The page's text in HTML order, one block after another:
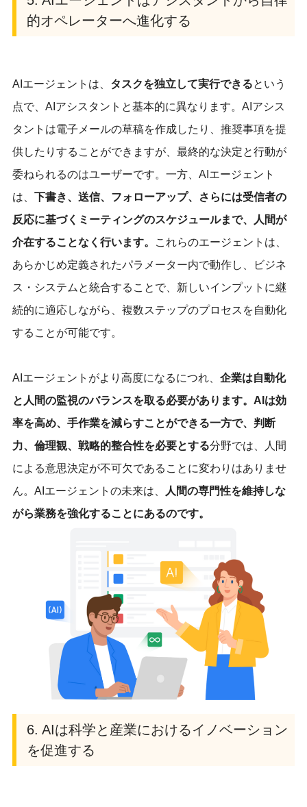
的オペレーターへ進化する
AIエージェントは、 タスクを独立して実行できるという
点で、AIアシスタントと基本的に異なります。AIアシス
タントは電子メールの草稿を作成したり、推奨事項を提
供したりすることができますが、最終的な決定と行動が
委ねられるのはユーザーです。一方、AIエージェント
は、 下書き、送信、フォローアップ、さらには受信者の
反応に基づくミーティングのスケジュールまで、人間が
介在することなく行います。
これらのエージェントは、
あらかじめ定義されたパラメーター内で動作し、ビジネ
ス・システムと統合することで、新しいインプットに継
続的に適応しながら、複数ステップのプロセスを自動化
することが可能です。
AIエージェントがより高度になるにつれ、 企業は自動化
と人間の監視のバランスを取る必要があります。AIは効
率を高め、手作業を減らすことができる一方で、判断
力、倫理観、戦略的整合性を必要とする分野では、人間
による意思決定が不可欠であることに変わりはありませ
ん。AIエージェントの未来は、
人間の専門性を維持しな
がら業務を強化することにあるのです。
6. AIは科学と産業におけるイノベーション
を促進する